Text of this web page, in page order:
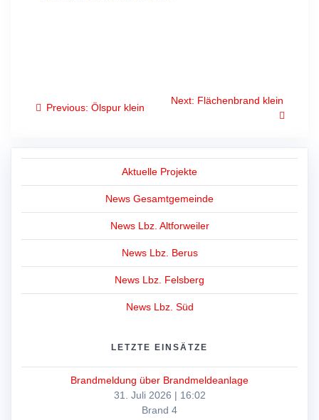
Beitragsnavigation
Previous: Previous
Ölspur klein
Next: Next
Flächenbrand klein
Aktuelle Projekte
News Gesamtgemeinde
News Lbz. Altforweiler
News Lbz. Berus
News Lbz. Felsberg
News Lbz. Süd
LETZTE EINSÄTZE
Brandmeldung über Brandmeldeanlage
31. Juli 2026 | 16:02
Brand 4